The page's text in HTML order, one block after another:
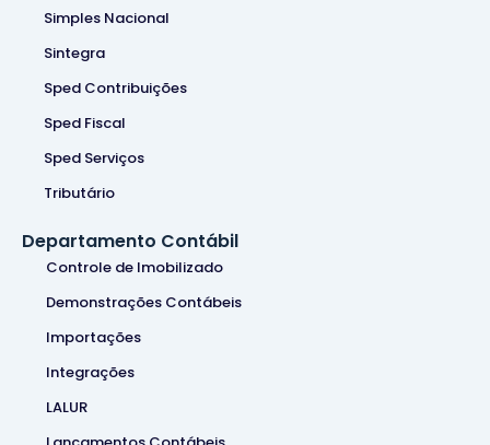
Simples Nacional
Sintegra
Sped Contribuições
Sped Fiscal
Sped Serviços
Tributário
Departamento Contábil
Controle de Imobilizado
Demonstrações Contábeis
Importações
Integrações
LALUR